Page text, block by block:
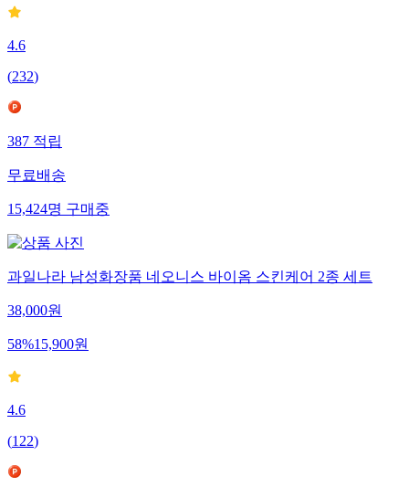
4.6
(232)
387적립
무료배송
15,424명구매중
과일나라 남성화장품 네오니스 바이옴 스킨케어 2종 세트
38,000원
58%15,900원
4.6
(122)